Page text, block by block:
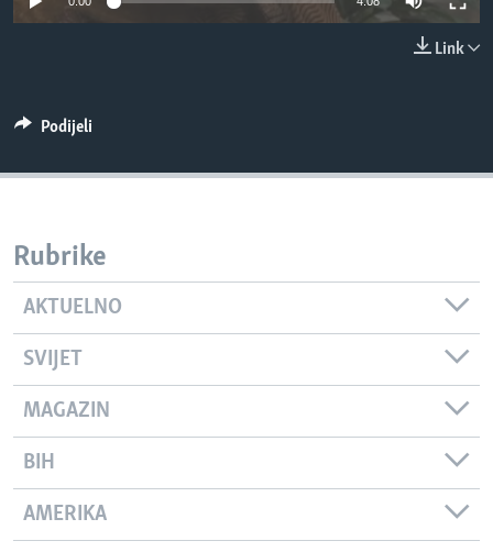
MAGAZIN
Learning English
PRATITE NAS
Jezici
Link
Podijeli
Rubrike
AKTUELNO
SVIJET
MAGAZIN
BIH
AMERIKA